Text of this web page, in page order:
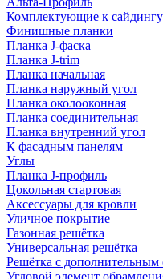
Комплектующие к сайдингу
Финишные планки
Планка J-фаска
Планка J-trim
Планка начальная
Планка наружный угол
Планка околооконная
Планка соединительная
Планка внутренний угол
К фасадным панелям
Углы
Планка J-профиль
Цокольная стартовая
Аксессуары для кровли
Уличное покрытие
Газонная решётка
Универсальная решётка
Решётка с дополнительным
Угловой элемент